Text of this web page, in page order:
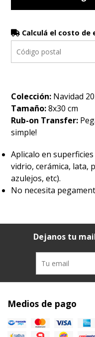
Calculá el costo de
Colección: Navidad
Tamaño:8x30 cm
Rub-on Transfer:
simple!
Aplicalo en
vidrio, cerámica, lata,
azulejos, etc).
No necesita
Dejanos tu
Medios de pago